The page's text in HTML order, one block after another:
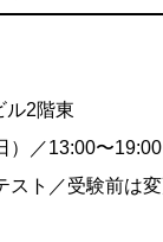
ル2階東
）／13:00〜
ト／受験前は変